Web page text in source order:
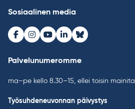
Sosiaalinen media
Facebook
Instagram
Youtube
LinkedInBluesky
Palvelunumeromme
ma–pe kello 8.30–15, ellei toisin mainita
Työsuhdeneuvonnan päivystys